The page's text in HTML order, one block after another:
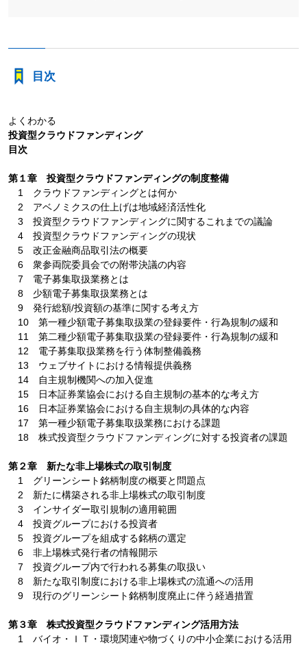
目次
よくわかる
投資型クラウドファンディング
目次
第１章 投資型クラウドファンディングの制度整備
1 クラウドファンディングとは何か
2 アベノミクスの仕上げは地域経済活性化
3 投資型クラウドファンディングに関するこれまでの議論
4 投資型クラウドファンディングの現状
5 改正金融商品取引法の概要
6 衆参両院委員会での附帯決議の内容
7 電子募集取扱業務とは
8 少額電子募集取扱業務とは
9 発行総額/投資額の基準に関する考え方
10 第一種少額電子募集取扱業の登録要件・行為規制の緩和
11 第二種少額電子募集取扱業の登録要件・行為規制の緩和
12 電子募集取扱業務を行う体制整備義務
13 ウェブサイトにおける情報提供義務
14 自主規制機関への加入促進
15 日本証券業協会における自主規制の基本的な考え方
16 日本証券業協会における自主規制の具体的な内容
17 第一種少額電子募集取扱業務における課題
18 株式投資型クラウドファンディングに対する投資者の課題
第２章 新たな非上場株式の取引制度
1 グリーンシート銘柄制度の概要と問題点
2 新たに構築される非上場株式の取引制度
3 インサイダー取引規制の適用範囲
4 投資グループにおける投資者
5 投資グループを組成する銘柄の選定
6 非上場株式発行者の情報開示
7 投資グループ内で行われる募集の取扱い
8 新たな取引制度における非上場株式の流通への活用
9 現行のグリーンシート銘柄制度廃止に伴う経過措置
第３章 株式投資型クラウドファンディング活用方法
1 バイオ・ＩＴ・環境関連や物づくりの中小企業における活用